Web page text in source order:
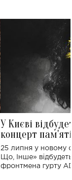
У Києві
концерт
Клименка:
виконають
25 липня у новому
Що, Інше»
фронтмена гурту